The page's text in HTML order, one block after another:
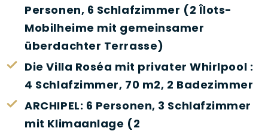
Personen, 6 Schlafzimmer (2 Îlots-
Mobilheime mit gemeinsamer
überdachter Terrasse)
Die Villa Roséa mit privater Whirlpool :
4 Schlafzimmer, 70 m2, 2 Badezimmer
ARCHIPEL: 6 Personen, 3 Schlafzimmer
mit Klimaanlage (2